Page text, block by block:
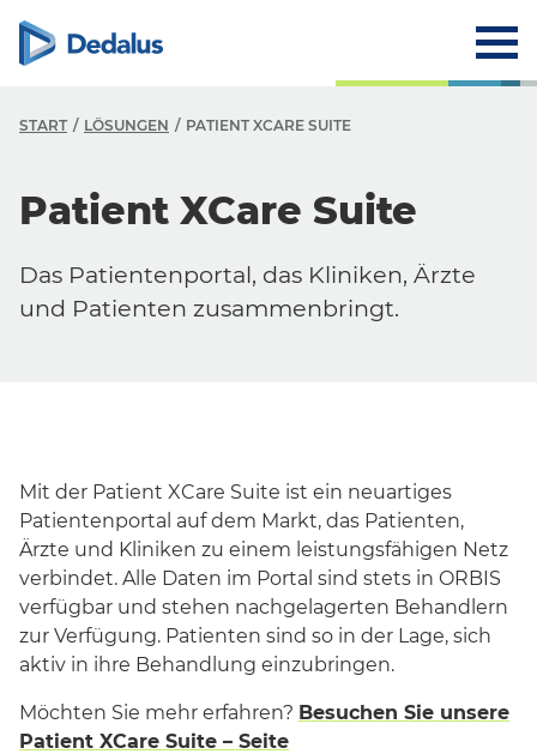
START LÖSUNGEN PATIENT XCARE SUITE
Patient XCare Suite
Das Patientenportal, das Kliniken, Ärzte
und Patienten zusammenbringt.
Mit der Patient XCare Suite ist ein neuartiges
Patientenportal auf dem Markt, das Patienten,
Ärzte und Kliniken zu einem leistungsfähigen Netz
verbindet. Alle Daten im Portal sind stets in ORBIS
verfügbar und stehen nachgelagerten Behandlern
zur Verfügung. Patienten sind so in der Lage, sich
aktiv in ihre Behandlung einzubringen.
Möchten Sie mehr erfahren? Besuchen Sie unsere
Patient XCare Suite – Seite